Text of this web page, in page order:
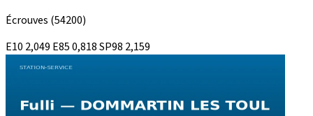
Écrouves (54200)
E10 2,049 E850,818SP98 2,159